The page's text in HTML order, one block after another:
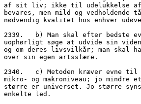
af sit liv; ikke til udelukkelse
bevares, men mild og vedholdende
nødvendig kvalitet hos enhver
2339.   b) Man skal efter bedste
uophørligt søge at udvide sin viden
og om deres livsvilkår; man skal
over sin egen artssfære.
2340.   c) Metoden kræver evne til
mikro- og makroniveau; jo mindre
større er universet. Jo større
enkelte led.